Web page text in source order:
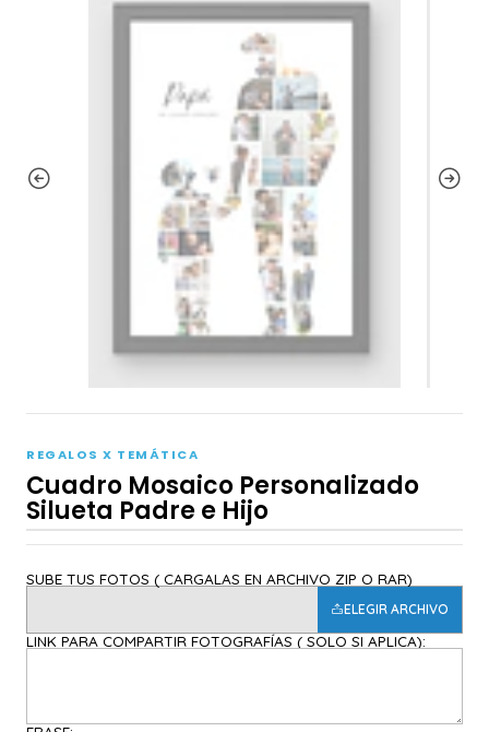
REGALOS X TEMÁTICA
Cuadro Mosaico Personalizado
Silueta Padre e Hijo
SUBE TUS FOTOS ( CARGALAS EN ARCHIVO ZIP O RAR)
ELEGIR ARCHIVO
LINK PARA COMPARTIR FOTOGRAFÍAS ( SOLO SI APLICA):